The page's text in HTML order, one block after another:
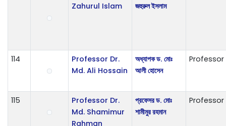
Zahurul Islam
জহুরুল ইসলাম
114
Professor Dr.
Md. Ali Hossain
অধ্যাপক ড. মোঃ
আলী হোসেন
Professor
115
Professor Dr.
Md. Shamimur
Rahman
প্রফেসর ড. মোঃ
শামীমুর রহমান
Professor